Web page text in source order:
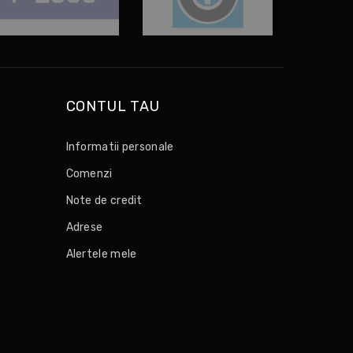
CONTUL TAU
Informatii personale
Comenzi
Note de credit
Adrese
Alertele mele